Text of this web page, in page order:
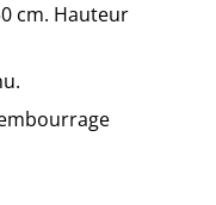
cm. Hauteur